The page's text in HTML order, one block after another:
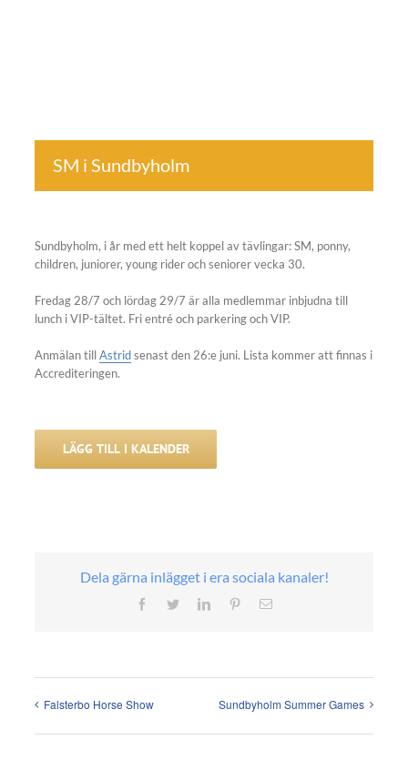
SM i Sundbyholm
Sundbyholm, i år med ett helt koppel av tävlingar: SM, ponny,
children, juniorer, young rider och seniorer vecka 30.
Fredag 28/7 och lördag 29/7 är alla medlemmar inbjudna till
lunch i VIP-tältet. Fri entré och parkering och VIP.
Anmälan tillAstridsenast den 26:e juni. Lista kommer att finnas i
Accrediteringen.
LÄGG TILL I KALENDER
Dela gärna inlägget i era sociala kanaler!
FacebookTwitterLinkedInPinterest
Falsterbo Horse Show Sundbyholm Summer Games